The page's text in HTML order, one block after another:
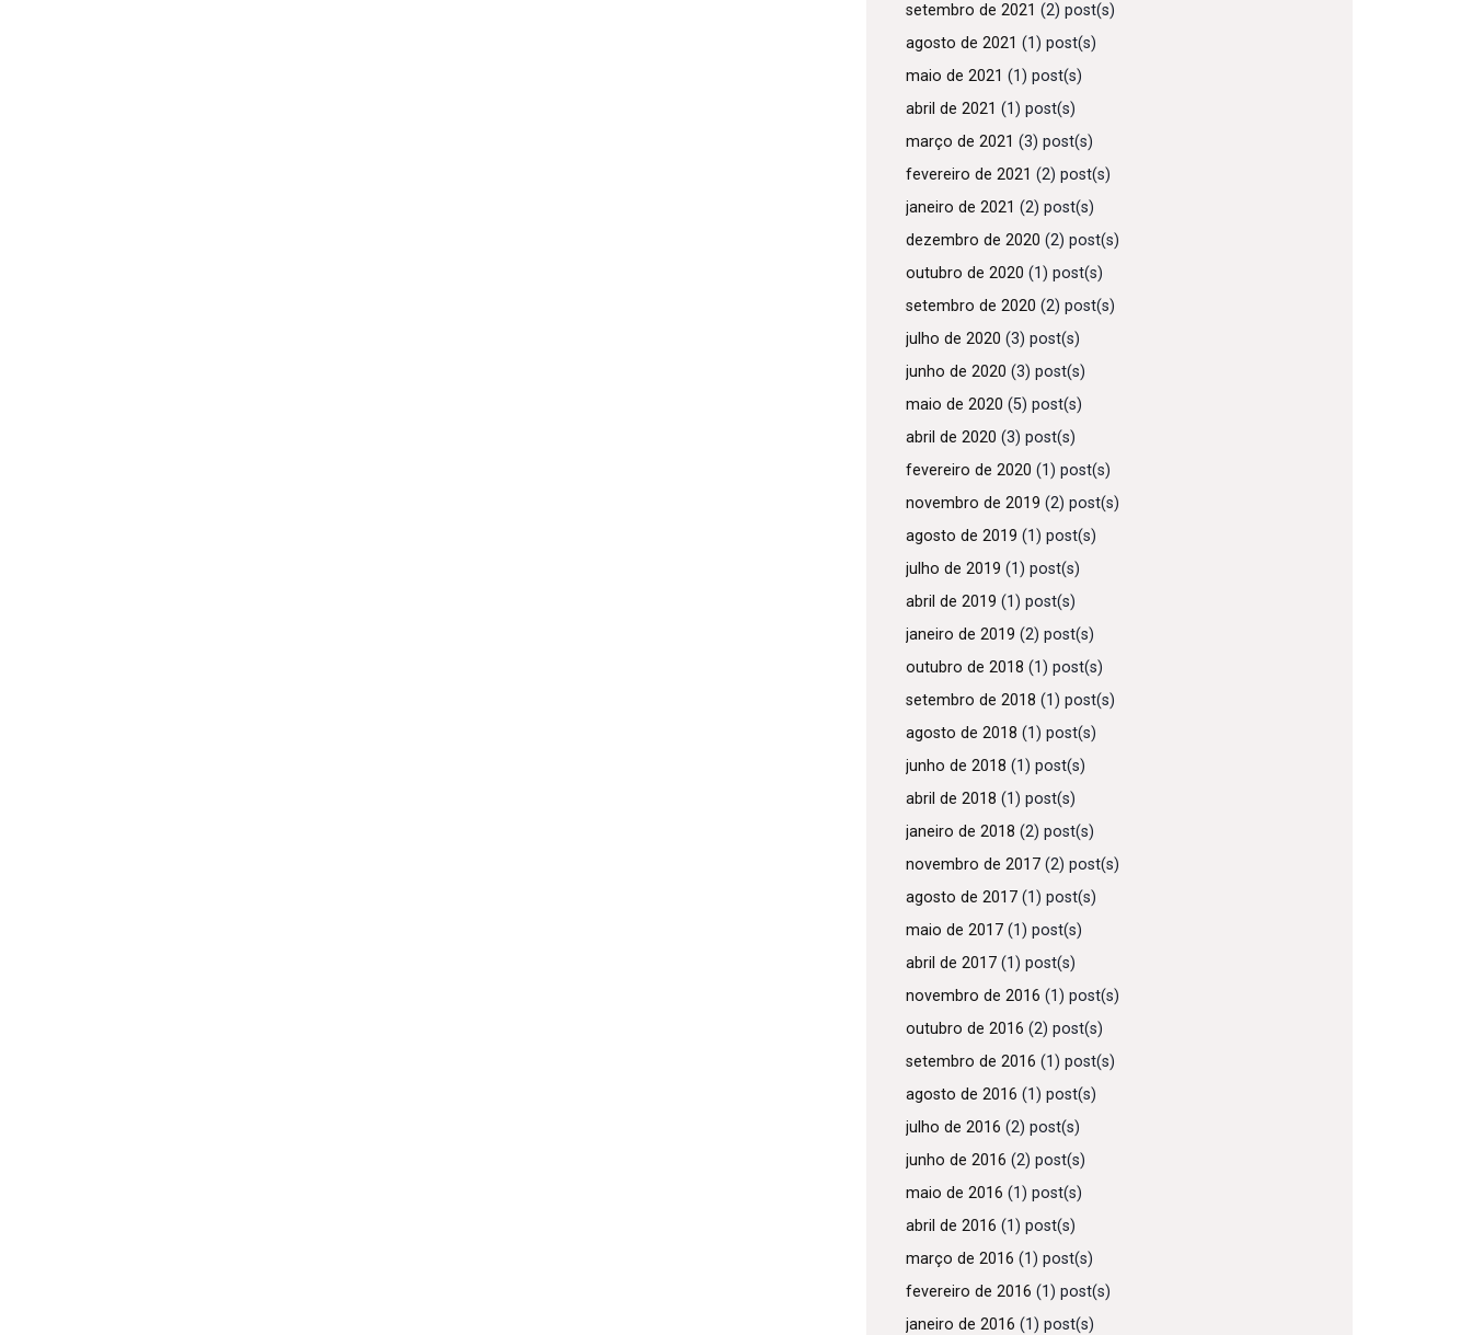
setembro de 2021 (2) post(s)
agosto de 2021 (1) post(s)
maio de 2021 (1) post(s)
abril de 2021 (1) post(s)
março de 2021 (3) post(s)
fevereiro de 2021 (2) post(s)
janeiro de 2021 (2) post(s)
dezembro de 2020 (2) post(s)
outubro de 2020 (1) post(s)
setembro de 2020 (2) post(s)
julho de 2020 (3) post(s)
junho de 2020 (3) post(s)
maio de 2020 (5) post(s)
abril de 2020 (3) post(s)
fevereiro de 2020 (1) post(s)
novembro de 2019 (2) post(s)
agosto de 2019 (1) post(s)
julho de 2019 (1) post(s)
abril de 2019 (1) post(s)
janeiro de 2019 (2) post(s)
outubro de 2018 (1) post(s)
setembro de 2018 (1) post(s)
agosto de 2018 (1) post(s)
junho de 2018 (1) post(s)
abril de 2018 (1) post(s)
janeiro de 2018 (2) post(s)
novembro de 2017 (2) post(s)
agosto de 2017 (1) post(s)
maio de 2017 (1) post(s)
abril de 2017 (1) post(s)
novembro de 2016 (1) post(s)
outubro de 2016 (2) post(s)
setembro de 2016 (1) post(s)
agosto de 2016 (1) post(s)
julho de 2016 (2) post(s)
junho de 2016 (2) post(s)
maio de 2016 (1) post(s)
abril de 2016 (1) post(s)
março de 2016 (1) post(s)
fevereiro de 2016 (1) post(s)
janeiro de 2016 (1) post(s)